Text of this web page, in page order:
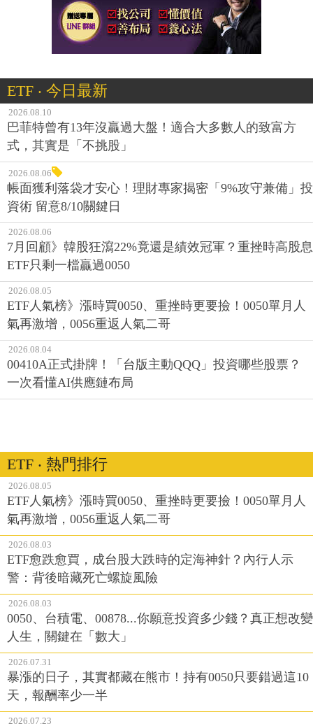
ETF ‧ 今日最新
2026.08.10
巴菲特曾有13年沒贏過大盤！適合大多數人的致富方
式，其實是「不挑股」
2026.08.06
帳面獲利落袋才安心！理財專家揭密「9%攻守兼備」投
資術 留意8/10關鍵日
2026.08.06
7月回顧》韓股狂瀉22%竟還是績效冠軍？重挫時高股息
ETF只剩一檔贏過0050
2026.08.05
ETF人氣榜》漲時買0050、重挫時更要撿！0050單月人
氣再激增，0056重返人氣二哥
2026.08.04
00410A正式掛牌！「台版主動QQQ」投資哪些股票？
一次看懂AI供應鏈布局
ETF ‧ 熱門排行
2026.08.05
ETF人氣榜》漲時買0050、重挫時更要撿！0050單月人
氣再激增，0056重返人氣二哥
2026.08.03
ETF愈跌愈買，成台股大跌時的定海神針？內行人示
警：背後暗藏死亡螺旋風險
2026.08.03
0050、台積電、00878...你願意投資多少錢？真正想改變
人生，關鍵在「數大」
2026.07.31
暴漲的日子，其實都藏在熊市！持有0050只要錯過這10
天，報酬率少一半
2026.07.23